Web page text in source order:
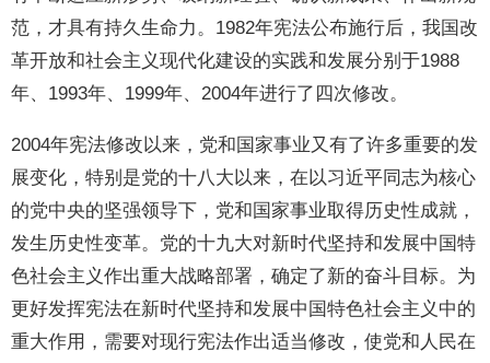
范，才具有持久生命力。1982年宪法公布施行后，我国改
革开放和社会主义现代化建设的实践和发展分别于1988
年、1993年、1999年、2004年进行了四次修改。
2004年宪法修改以来，党和国家事业又有了许多重要的发
展变化，特别是党的十八大以来，在以习近平同志为核心
的党中央的坚强领导下，党和国家事业取得历史性成就，
发生历史性变革。党的十九大对新时代坚持和发展中国特
色社会主义作出重大战略部署，确定了新的奋斗目标。为
更好发挥宪法在新时代坚持和发展中国特色社会主义中的
重大作用，需要对现行宪法作出适当修改，使党和人民在